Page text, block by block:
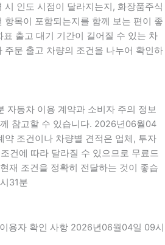
시 인도 시점이 달라지는지, 화장품주식
항목이 포함되는지를 함께 보는 편이 좋
출고 대기 기간이 길어질 수 있는 차
주문 출고 차량의 조건을 나누어 확인하
자동차 이용 계약과 소비자 주의 정보
참고할 수 있습니다. 2026년06월04
약 조건이나 차량별 견적은 업체, 투자
건에 따라 달라질 수 있으므로 무료드
재 조건을 정확히 전달하는 것이 좋습
31분
용자 확인 사항 2026년06월04일 09시